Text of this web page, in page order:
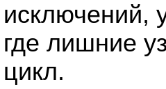
исключений,
где лишние
цикл.